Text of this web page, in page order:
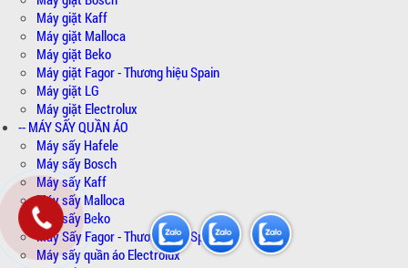
Máy giặt Kaff
Máy giặt Malloca
Máy giặt Beko
Máy giặt Fagor - Thương hiệu Spain
Máy giặt LG
Máy giặt Electrolux
-- MÁY SẤY QUẦN ÁO
Máy sấy Hafele
Máy sấy Bosch
Máy sấy Kaff
Máy sấy Malloca
Máy sấy Beko
Máy Sấy Fagor - Thương hiệu Spain
Máy sấy quần áo Electrolux